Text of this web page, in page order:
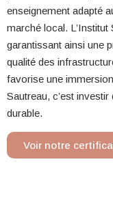
enseignement adapté
marché local.
garantissant ainsi une
qualité des
favorise une
Sautreau, c’est
durable.
Voir notre